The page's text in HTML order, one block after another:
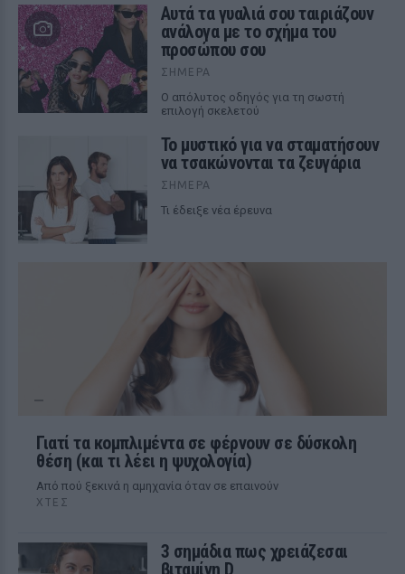
Αυτά τα γυαλιά σου ταιριάζουν
ανάλογα με το σχήμα του
προσώπου σου
ΣΉΜΕΡΑ
Ο απόλυτος οδηγός για τη σωστή
επιλογή σκελετού
Το μυστικό για να σταματήσουν
να τσακώνονται τα ζευγάρια
ΣΉΜΕΡΑ
Τι έδειξε νέα έρευνα
Γιατί τα κομπλιμέντα σε φέρνουν σε δύσκολη
θέση (και τι λέει η ψυχολογία)
Από πού ξεκινά η αμηχανία όταν σε επαινούν
ΧΤΕΣ
3 σημάδια πως χρειάζεσαι
βιταμίνη D